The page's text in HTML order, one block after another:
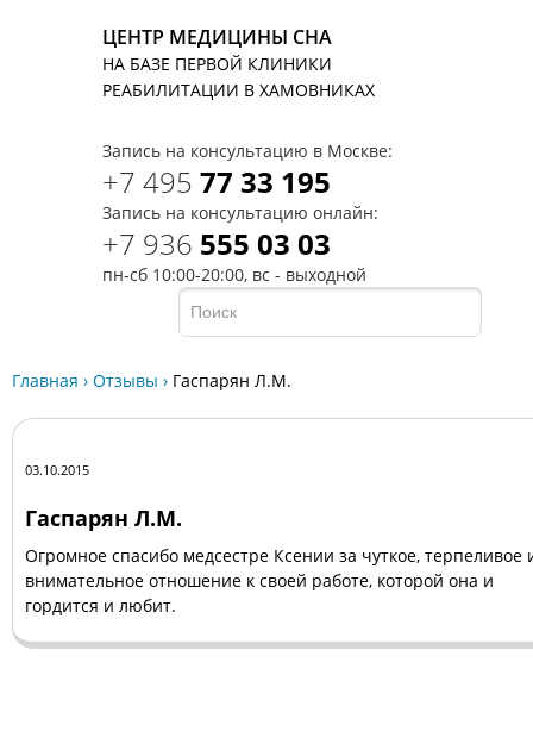
ЦЕНТР МЕДИЦИНЫ СНА
НА БАЗЕ ПЕРВОЙ КЛИНИКИ
РЕАБИЛИТАЦИИ В ХАМОВНИКАХ
Запись на консультацию в Москве:
+7 495 77 33 195
Запись на консультацию онлайн:
+7 936 555 03 03
пн-сб 10:00-20:00, вс - выходной
Главная › Отзывы › Гаспарян Л.М.
03.10.2015
Гаспарян Л.М.
Огромное спасибо медсестре Ксении за чуткое, терпеливое
внимательное отношение к своей работе, которой она и
гордится и любит.